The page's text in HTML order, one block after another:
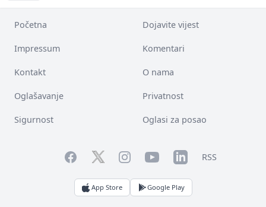
Početna Dojavite vijest
Impressum Komentari
Kontakt O nama
Oglašavanje Privatnost
Sigurnost Oglasi za posao
FacebookTwitterInstagramYouTubeLinkedInRSS
App Store Google Play